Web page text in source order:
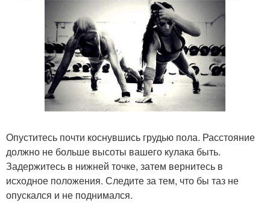
Опуститесь почти коснувшись грудью пола. Расстояние
должно не больше высоты вашего кулака быть.
Задержитесь в нижней точке, затем вернитесь в
исходное положения. Следите за тем, что бы таз не
опускался и не поднимался.